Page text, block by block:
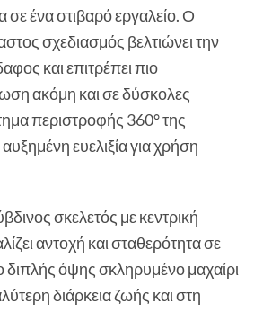
ένα στιβαρό εργαλείο. Ο
σχεδιασμός βελτιώνει την
και επιτρέπει πιο
ακόμη και σε δύσκολες
περιστροφής 360° της
ευελιξία για χρήση
σκελετός με κεντρική
αντοχή και σταθερότητα σε
διπλής όψης σκληρυμένο μαχαίρι
διάρκεια ζωής και στη